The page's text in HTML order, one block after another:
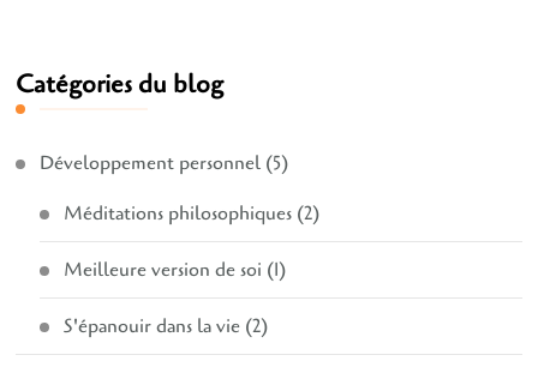
Catégories du blog
Développement personnel (5)
Méditations philosophiques (2)
Meilleure version de soi (1)
S'épanouir dans la vie (2)